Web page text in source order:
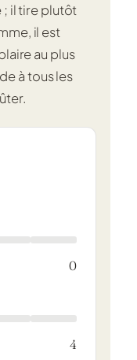
il tire plutôt
il est
au plus
à tous les
0
4